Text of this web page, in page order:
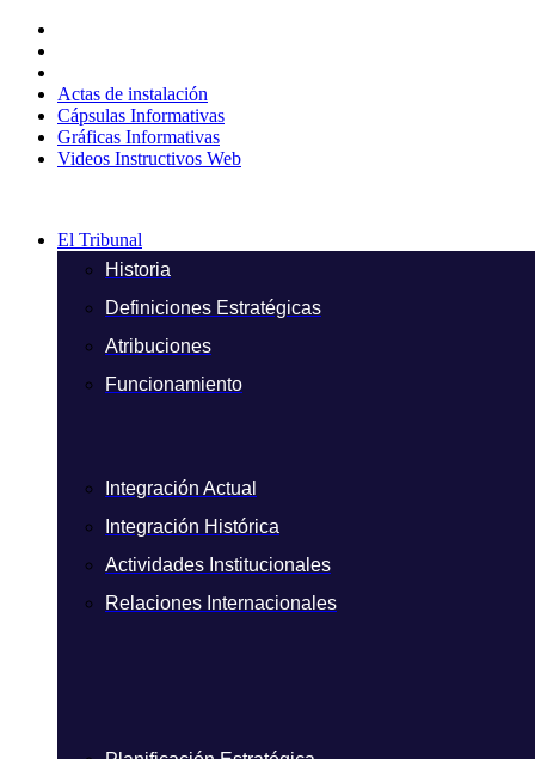
contenido
Actas de instalación
Cápsulas Informativas
Gráficas Informativas
Videos Instructivos Web
El Tribunal
Historia
Definiciones Estratégicas
Atribuciones
Funcionamiento
Integración Actual
Integración Histórica
Actividades Institucionales
Relaciones Internacionales